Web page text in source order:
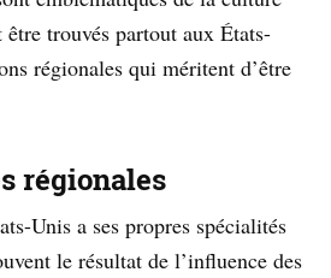
trouvés partout aux États-
régionales qui méritent d’être
régionales
Unis a ses propres spécialités
le résultat de l’influence des